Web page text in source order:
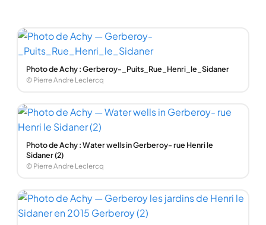
Photo de Achy : Gerberoy-_Puits_Rue_Henri_le_Sidaner
© Pierre Andre Leclercq
Photo de Achy : Water wells in Gerberoy- rue Henri le
Sidaner (2)
© Pierre Andre Leclercq